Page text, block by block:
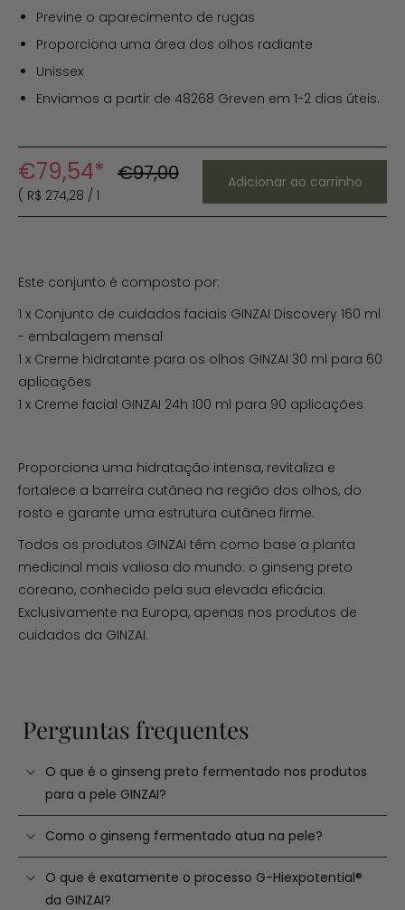
Perguntas frequentes
O que é o ginseng preto fermentado nos produtos
para a pele GINZAI?
Como o ginseng fermentado atua na pele?
O que é exatamente o processo G-Hiexpotential®
da GINZAI?
Previne o aparecimento de rugas
Proporciona uma área dos olhos radiante
Unissex
Enviamos a partir de 48268 Greven em 1-2 dias úteis.
€79,54*
Preço
normal
€97,00
( R$ 274,28 / l
Adicionar ao carrinho
Este conjunto é composto por:
1 x Conjunto de cuidados faciais GINZAI Discovery 160 ml
- embalagem mensal
1 x Creme hidratante para os olhos GINZAI 30 ml para 60
aplicações
1 x Creme facial GINZAI 24h 100 ml para 90 aplicações
Proporciona uma hidratação intensa, revitaliza e
fortalece a barreira cutânea na região dos olhos, do
rosto e garante uma estrutura cutânea firme.
Todos os produtos GINZAI têm como base a planta
medicinal mais valiosa do mundo: o ginseng preto
coreano, conhecido pela sua elevada eficácia.
Exclusivamente na Europa, apenas nos produtos de
cuidados da GINZAI.